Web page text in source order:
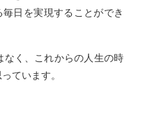
日を実現することができ
く、これからの人生の時
ています。